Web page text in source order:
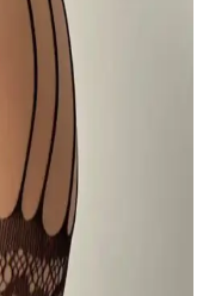
Vücut
Sizin İçin Daha
HARNESS ve dedo
ve
bulmanızı
Vücut Çorabı